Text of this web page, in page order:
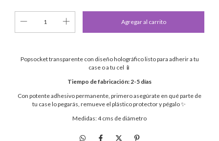
Popsocket transparente con diseño holográfico listo para adherir a tu
case o a tu cel 📱
Tiempo de fabricación: 2-5 días
Con potente adhesivo permanente, primero asegúrate en qué parte de
tu case lo pegarás, remueve el plástico protector y pégalo ✨
Medidas: 4 cms de diámetro